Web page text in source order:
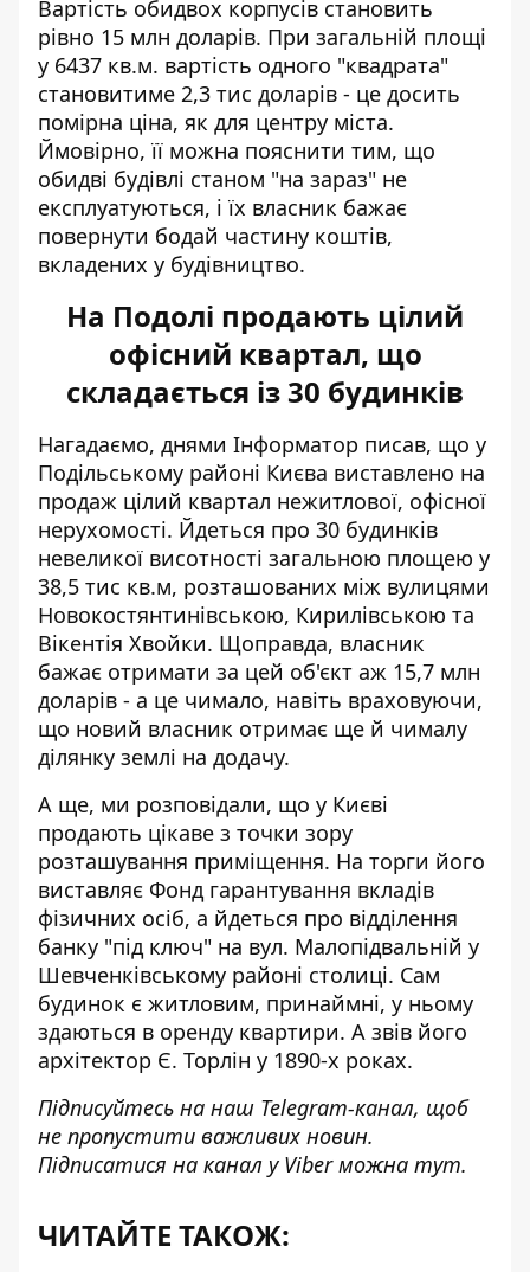
Вартість обидвох корпусів становить
рівно 15 млн доларів. При загальній площі
у 6437 кв.м. вартість одного "квадрата"
становитиме 2,3 тис доларів - це досить
помірна ціна, як для центру міста.
Ймовірно, її можна пояснити тим, що
обидві будівлі станом "на зараз" не
експлуатуються, і їх власник бажає
повернути бодай частину коштів,
вкладених у будівництво.
На Подолі продають цілий
офісний квартал, що
складається із 30 будинків
Нагадаємо, днями Інформатор писав, що у
Подільському районі Києва виставлено на
продаж цілий квартал нежитлової, офісної
нерухомості. Йдеться про 30 будинків
невеликої висотності загальною площею у
38,5 тис кв.м, розташованих між вулицями
Новокостянтинівською, Кирилівською та
Вікентія Хвойки. Щоправда, власник
бажає отримати за цей об'єкт аж 15,7 млн
доларів - а це чимало, навіть враховуючи,
що новий власник отримає ще й чималу
ділянку землі на додачу.
А ще, ми розповідали, що у Києві
продають цікаве з точки зору
розташування приміщення. На торги його
виставляє Фонд гарантування вкладів
фізичних осіб, а йдеться про відділення
банку "під ключ" на вул. Малопідвальній у
Шевченківському районі столиці. Сам
будинок є житловим, принаймні, у ньому
здаються в оренду квартири. А звів його
архітектор Є. Торлін у 1890-х роках.
Підписуйтесь на наш Telegram-канал, щоб
не пропустити важливих новин.
Підписатися на канал у Viber можна тут.
ЧИТАЙТЕ ТАКОЖ: